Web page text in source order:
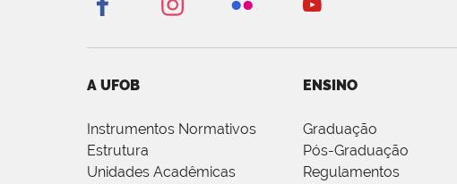
A UFOB
Instrumentos Normativos
Estrutura
Unidades Acadêmicas
ENSINO
Graduação
Pós-Graduação
Regulamentos